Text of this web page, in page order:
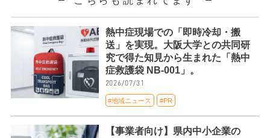
熱中症現場での「即時冷却・搬
送」を実現。大阪大学との共同研
究で得た知見から生まれた「熱中
症救護袋 NB-001」。
2026/07/31
#地域ニュース #PR
【事業者向け】県内中小企業の